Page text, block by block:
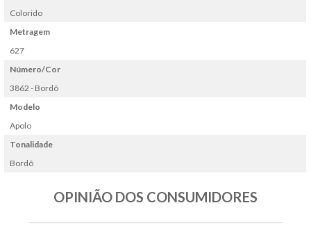
Colorido
Metragem
627
Número/Cor
3862 - Bordô
Modelo
Apolo
Tonalidade
Bordô
OPINIÃO DOS CONSUMIDORES